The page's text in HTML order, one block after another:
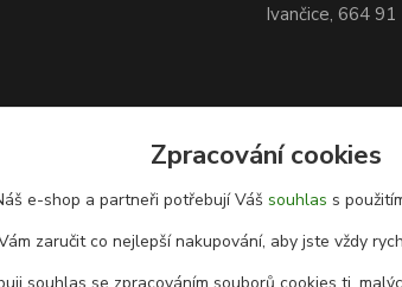
Ivančice, 664 91
Zpracování cookies
e-shop a partneři potřebují Váš souhlas s
zaručit co nejlepší nakupování, aby jste vždy